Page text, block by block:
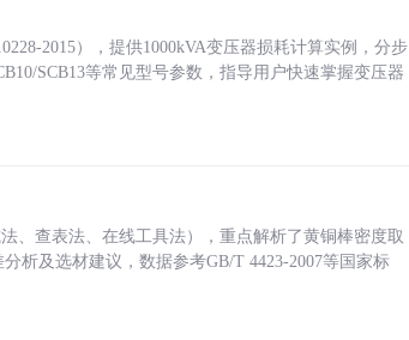
2015），提供1000kVA变压器损耗计算实例，分步
SCB13等常见型号参数，指导用户快速掌握变压器
、查表法、在线工具法），重点解析了黄铜棒密度取
析及选材建议，数据参考GB/T 4423-2007等国家标